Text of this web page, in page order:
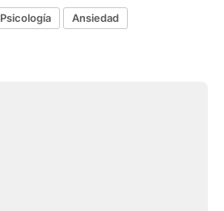
Psicología
Ansiedad